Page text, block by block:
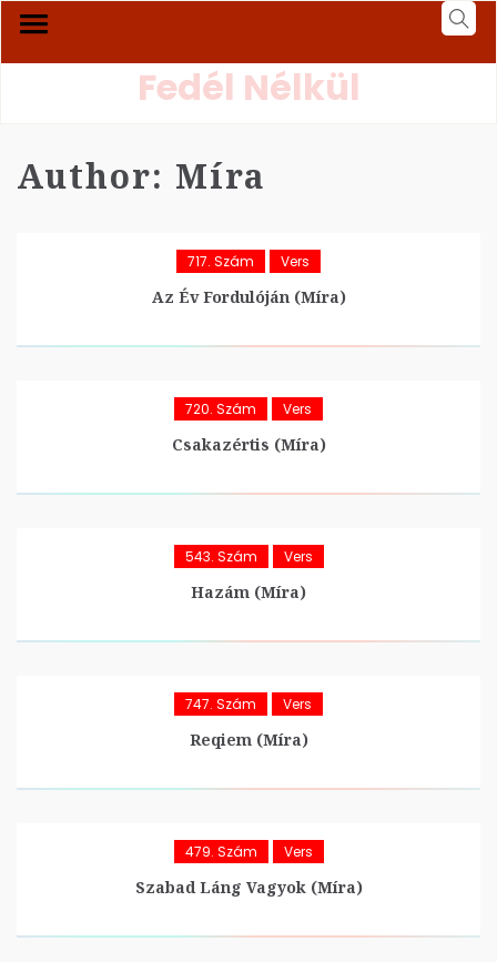
Fedél Nélkül
Author: Míra
717. Szám Vers
Az Év Fordulóján (Míra)
720. Szám Vers
Csakazértis (Míra)
543. Szám Vers
Hazám (Míra)
747. Szám Vers
Reqiem (Míra)
479. Szám Vers
Szabad Láng Vagyok (Míra)